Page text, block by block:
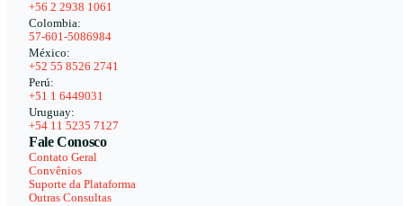
+56 2 2938 1061
Colombia:
57-601-5086984
México:
+52 55 8526 2741
Perú:
+51 1 6449031
Uruguay:
+54 11 5235 7127
Fale Conosco
Contato Geral
Convênios
Suporte da Plataforma
Outras Consultas